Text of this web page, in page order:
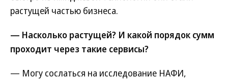
растущей частью бизнеса.
— Насколько растущей? И какой порядок сумм
проходит через такие сервисы?
— Могу сослаться на исследование НАФИ,